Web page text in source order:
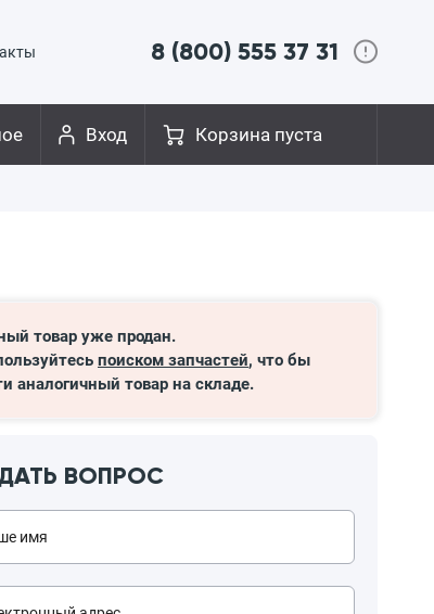
8 (800) 555 37 31
Корзина пуста
Вход
товар уже продан.
поиском запчастей, что бы
аналогичный товар на складе.
ВОПРОС